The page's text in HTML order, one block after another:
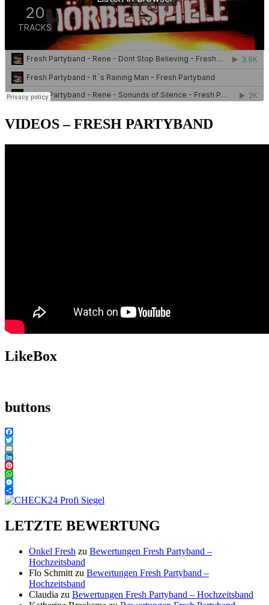
VIDEOS – FRESH PARTYBAND
LikeBox
buttons
Facebook
Twitter
Email
LinkedIn
Pinterest
WhatsApp
Messenger
Teilen
Alleinunterhalter, Hochzeitssänger, Duo,
Trio oder Band auch mit Deejay und
Fotobox im Raum Franken. Für
Hochzeiten, Trauung, Geburtstage und
Feierlichkeiten aller Art
LETZTE BEWERTUNG
Onkel Fresh zu Bewertungen Fresh Partyband –
Hochzeitsband
Flo Schmitt zu Bewertungen Fresh Partyband –
Hochzeitsband
Claudia zu Bewertungen Fresh Partyband – Hochzeitsband